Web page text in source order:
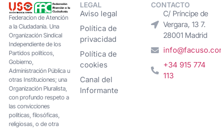
Federacion de Atención
a la Ciudadanía. Una
Organización Sindical
Independiente de los
Partidos políticos,
Gobierno,
Administración Pública u
otras Instituciones; una
Organización Pluralista,
con profundo respeto a
las convicciones
políticas, filosóficas,
religiosas, o de otra
LEGAL
Aviso legal
Política de
privacidad
Política de
cookies
Canal del
Informante
CONTACTO
C/ Príncipe de
Vergara, 13 7.
28001 Madrid
+34 915 774
113